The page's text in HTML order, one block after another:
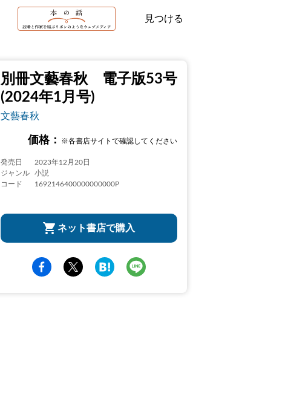
見つける
別冊文藝春秋 電子版53号
(2024年1月号)
文藝春秋
価格： ※各書店サイトで確認してください
発売日
2023年12月20日
ジャンル
小説
コード
1692146400000000000P
ネット書店で購入